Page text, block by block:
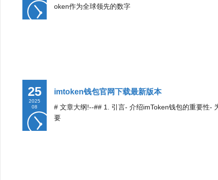
oken作为全球领先的数字
25
2025
08
imtoken钱包官网下载最新版本
# 文章大纲!--## 1. 引言- 介绍imToken钱包的重要性-
要